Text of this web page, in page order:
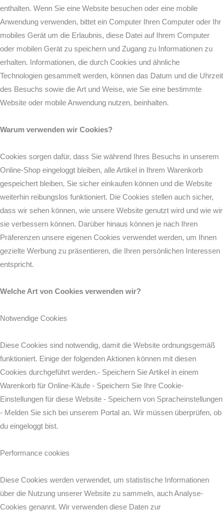
enthalten. Wenn Sie eine Website besuchen oder eine mobile
Anwendung verwenden, bittet ein Computer Ihren Computer oder Ihr
mobiles Gerät um die Erlaubnis, diese Datei auf Ihrem Computer
oder mobilen Gerät zu speichern und Zugang zu Informationen zu
erhalten. Informationen, die durch Cookies und ähnliche
Technologien gesammelt werden, können das Datum und die Uhrzeit
des Besuchs sowie die Art und Weise, wie Sie eine bestimmte
Website oder mobile Anwendung nutzen, beinhalten.
Warum verwenden wir Cookies?
Cookies sorgen dafür, dass Sie während Ihres Besuchs in unserem
Online-Shop eingeloggt bleiben, alle Artikel in Ihrem Warenkorb
gespeichert bleiben, Sie sicher einkaufen können und die Website
weiterhin reibungslos funktioniert. Die Cookies stellen auch sicher,
dass wir sehen können, wie unsere Website genutzt wird und wie wir
sie verbessern können. Darüber hinaus können je nach Ihren
Präferenzen unsere eigenen Cookies verwendet werden, um Ihnen
gezielte Werbung zu präsentieren, die Ihren persönlichen Interessen
entspricht.
Welche Art von Cookies verwenden wir?
Notwendige Cookies
Diese Cookies sind notwendig, damit die Website ordnungsgemäß
funktioniert. Einige der folgenden Aktionen können mit diesen
Cookies durchgeführt werden.- Speichern Sie Artikel in einem
Warenkorb für Online-Käufe - Speichern Sie Ihre Cookie-
Einstellungen für diese Website - Speichern von Spracheinstellungen
- Melden Sie sich bei unserem Portal an. Wir müssen überprüfen, ob
du eingeloggt bist.
Performance cookies
Diese Cookies werden verwendet, um statistische Informationen
über die Nutzung unserer Website zu sammeln, auch Analyse-
Cookies genannt. Wir verwenden diese Daten zur